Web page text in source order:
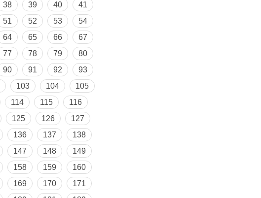
38 39 40
41
51 52 53
54
64 65 66
67
77 78 79
80
90 91 92
93
103 104
105
114 115
116
125 126
127
136 137
138
147 148
149
158 159
160
169 170
171